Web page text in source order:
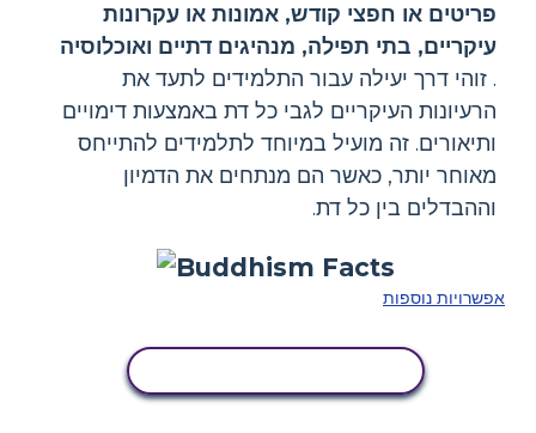
פריטים או חפצי קודש, אמונות או עקרונות
עיקריים, בתי תפילה, מנהיגים דתיים ואוכלוסיה
. זוהי דרך יעילה עבור התלמידים לתעד את
הרעיונות העיקריים לגבי כל דת באמצעות דימויים
ותיאורים. זה מועיל במיוחד לתלמידים להתייחס
מאוחר יותר, כאשר הם מנתחים את הדמיון
וההבדלים בין כל דת.
אפשרויות נוספות